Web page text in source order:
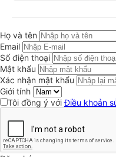
Họ và tên
Email
Số điện thoại
Mật khẩu
Xác nhận mật khẩu
Giới tính
Tôi đồng ý vớiĐiều khoản